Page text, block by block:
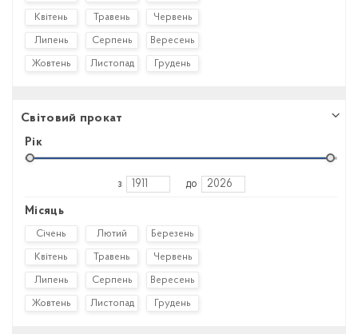
Квітень Травень Червень
Липень Серпень Вересень
Жовтень Листопад Грудень
Світовий прокат
Рік
з до
Місяць
Січень Лютий Березень
Квітень Травень Червень
Липень Серпень Вересень
Жовтень Листопад Грудень